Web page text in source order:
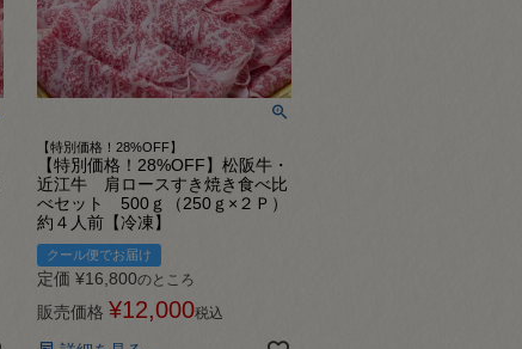
【特別価格！28%OFF】
【特別価格！28%OFF】松阪牛・
近江牛 肩ロースすき焼き食べ比
べセット 500ｇ（250ｇ×２Ｐ）
約４人前【冷凍】
クール便でお届け
定価 ¥16,800のところ
販売価格 ¥12,000税込